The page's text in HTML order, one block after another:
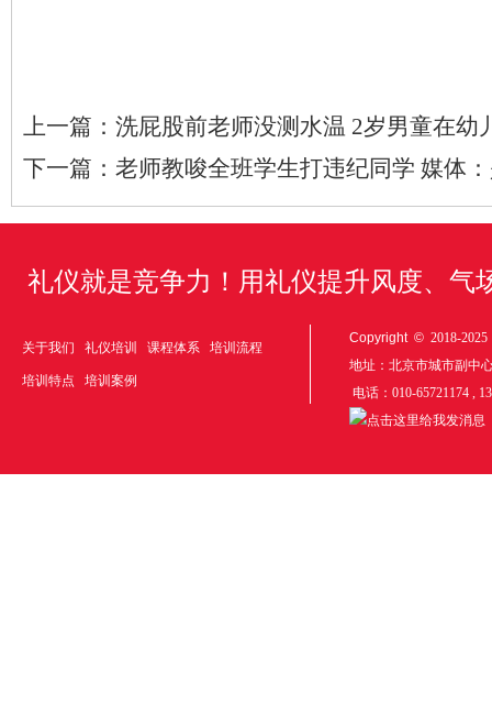
上一篇： 洗屁股前老师没测水温 2岁男童在幼
下一篇： 老师教唆全班学生打违纪同学 媒体
礼仪就是竞争力！用礼仪提升风度、气
关于我们 礼仪培训 课程体系 培训流程
培训特点 培训案例
Copyright © 2018-
地址：北京市城市副中
电话：010-65721174 ,